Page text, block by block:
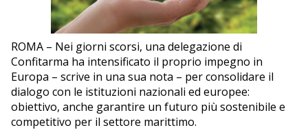
ROMA – Nei giorni scorsi, una delegazione di
Confitarma ha intensificato il proprio impegno in
Europa – scrive in una sua nota – per consolidare il
dialogo con le istituzioni nazionali ed europee:
obiettivo, anche garantire un futuro più sostenibile e
competitivo per il settore marittimo.